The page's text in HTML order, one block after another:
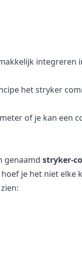
integreren
het stryker
of je kan een
genaamd stryker-
je het niet elke